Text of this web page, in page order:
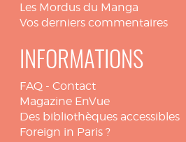
Les Mordus du Manga
Vos derniers commentaires
INFORMATIONS
FAQ - Contact
Magazine EnVue
Des bibliothèques accessibles
Foreign in Paris ?